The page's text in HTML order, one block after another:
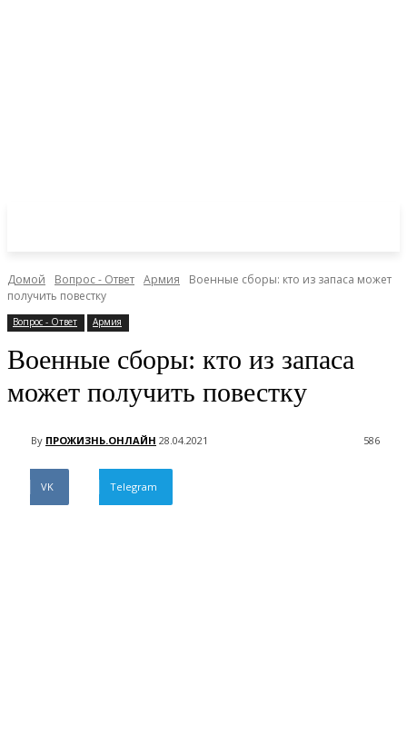
Домой Вопрос - Ответ Армия
Военные сборы: кто из запаса может
получить повестку
Вопрос - Ответ Армия
Военные сборы: кто из запаса
может получить повестку
By ПРОЖИЗНЬ.ОНЛАЙН 28.04.2021 586
VK Telegram